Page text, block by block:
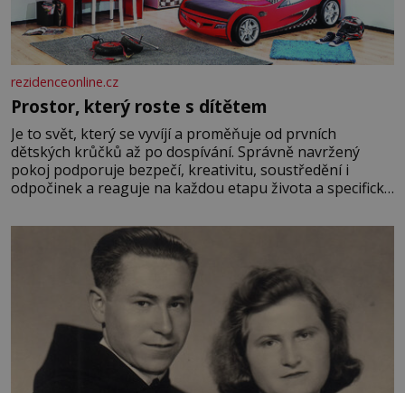
rezidenceonline.cz
Prostor, který roste s dítětem
Je to svět, který se vyvíjí a proměňuje od prvních
dětských krůčků až po dospívání. Správně navržený
pokoj podporuje bezpečí, kreativitu, soustředění i
odpočinek a reaguje na každou etapu života a specifické
měkkost a bezpečí, proto by pokoj miminka měl působit
především klidně a útulně. Předškolní věk je